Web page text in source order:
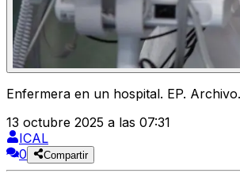
Enfermera en un hospital. EP. Archivo.
13 octubre 2025 a las 07:31
ICAL
0
Compartir